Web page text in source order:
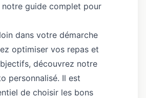
notre guide complet pour
dans votre démarche
optimiser vos repas et
découvrez notre
personnalisé. Il est
de choisir les bons